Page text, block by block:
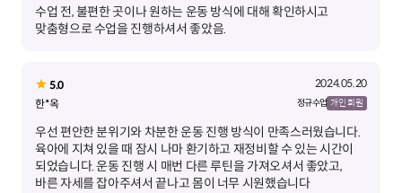
수업 전, 불편한 곳이나 원하는 운동 방식에 대해 확인하시고
맞춤형으로 수업을 진행하셔서 좋았음.
5.0
2024.05.20
한*옥
정규 수업 개인 회원
우선 편안한 분위기와 차분한 운동 진행 방식이 만족스러웠습니다.
육아에 지쳐 있을 때 잠시 나마 환기하고 재정비할 수 있는 시간이
되었습니다. 운동 진행 시 매번 다른 루틴을 가져오셔서 좋았고,
바른 자세를 잡아주셔서 끝나고 몸이 너무 시원했습니다